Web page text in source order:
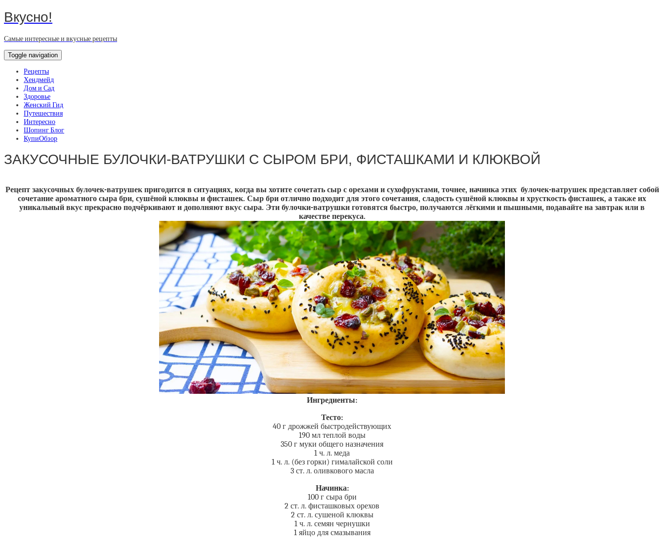
Вкусно!
Самые интересные и вкусные рецепты
Toggle navigation
Рецепты
Хендмейд
Дом и Сад
Здоровье
Женский Гид
Путешествия
Интересно
Шопинг Блог
КупиОбзор
ЗАКУСОЧНЫЕ БУЛОЧКИ-ВАТРУШКИ С СЫРОМ БРИ, ФИСТАШКАМИ И КЛЮКВОЙ
Рецепт закусочных булочек-ватрушек пригодится в ситуациях, когда вы хотите сочетать сыр с орехами и сухофруктами, точнее, начинка этих булочек-ватрушек представляет собой
сочетание ароматного сыра бри, сушёной клюквы и фисташек. Сыр бри отлично подходит для этого сочетания, сладость сушёной клюквы и хрусткость фисташек, а также их
уникальный вкус прекрасно подчёркивают и дополняют вкус сыра. Эти булочки-ватрушки готовятся быстро, получаются лёгкими и пышными, подавайте на завтрак или в
качестве перекуса.
Ингредиенты:
Тесто:
40 г дрожжей быстродействующих
190 мл теплой воды
350 г муки общего назначения
1 ч. л. меда
1 ч. л. (без горки) гималайской соли
3 ст. л. оливкового масла
Начинка:
100 г сыра бри
2 ст. л. фисташковых орехов
2 ст. л. сушеной клюквы
1 ч. л. семян чернушки
1 яйцо для смазывания